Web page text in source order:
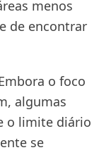
menos
de encontrar
o foco
algumas
o limite diário
se